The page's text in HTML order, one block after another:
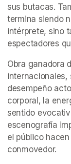
sus butacas.
termina siendo
intérprete, sino
espectadores
Obra ganadora
internacionales,
desempeño
corporal, la
sentido
escenografía
el público
conmovedor.